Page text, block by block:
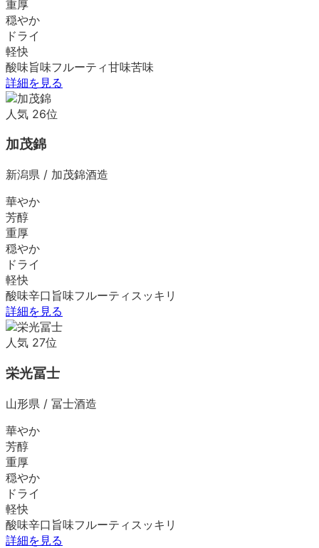
重厚
穏やか
ドライ
軽快
酸味旨味フルーティ甘味苦味
詳細を見る
人気 26位
加茂錦
新潟県 / 加茂錦酒造
華やか
芳醇
重厚
穏やか
ドライ
軽快
酸味辛口 旨味フルーティ スッキリ
詳細を見る
人気 27位
栄光冨士
山形県 / 冨士酒造
華やか
芳醇
重厚
穏やか
ドライ
軽快
酸味辛口 旨味フルーティ スッキリ
詳細を見る